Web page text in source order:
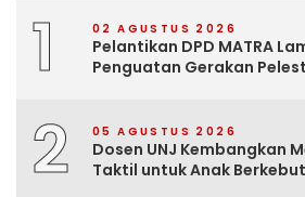
1 02 AGUSTUS 2026
Pelantikan DPD MATRA
Penguatan Gerakan
2 05 AGUSTUS 2026
Dosen UNJ Kembangkan
Taktil untuk Anak